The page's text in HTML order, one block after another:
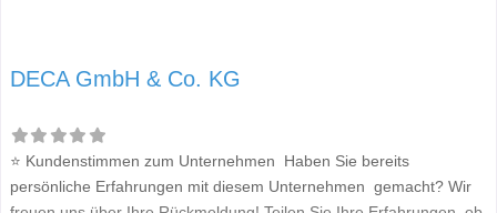
DECA GmbH & Co. KG
⭐ Kundenstimmen zum Unternehmen Haben Sie bereits
persönliche Erfahrungen mit diesem Unternehmen gemacht? Wir